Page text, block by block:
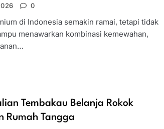
0
di Indonesia semakin ramai, tetapi tidak
menawarkan kombinasi kemewahan,
Tembakau Belanja Rokok
Rumah Tangga